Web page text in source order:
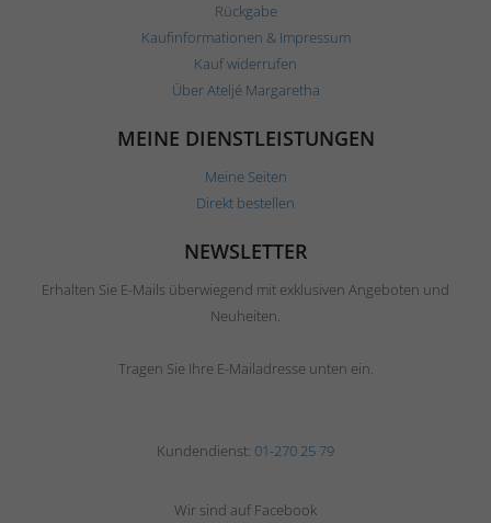
Rückgabe
Kaufinformationen & Impressum
Kauf widerrufen
Über Ateljé Margaretha
MEINE DIENSTLEISTUNGEN
Meine Seiten
Direkt bestellen
NEWSLETTER
Erhalten Sie E-Mails überwiegend mit exklusiven Angeboten und
Neuheiten.
Tragen Sie Ihre E-Mailadresse unten ein.
Kundendienst: 01-270 25 79
Wir sind auf Facebook